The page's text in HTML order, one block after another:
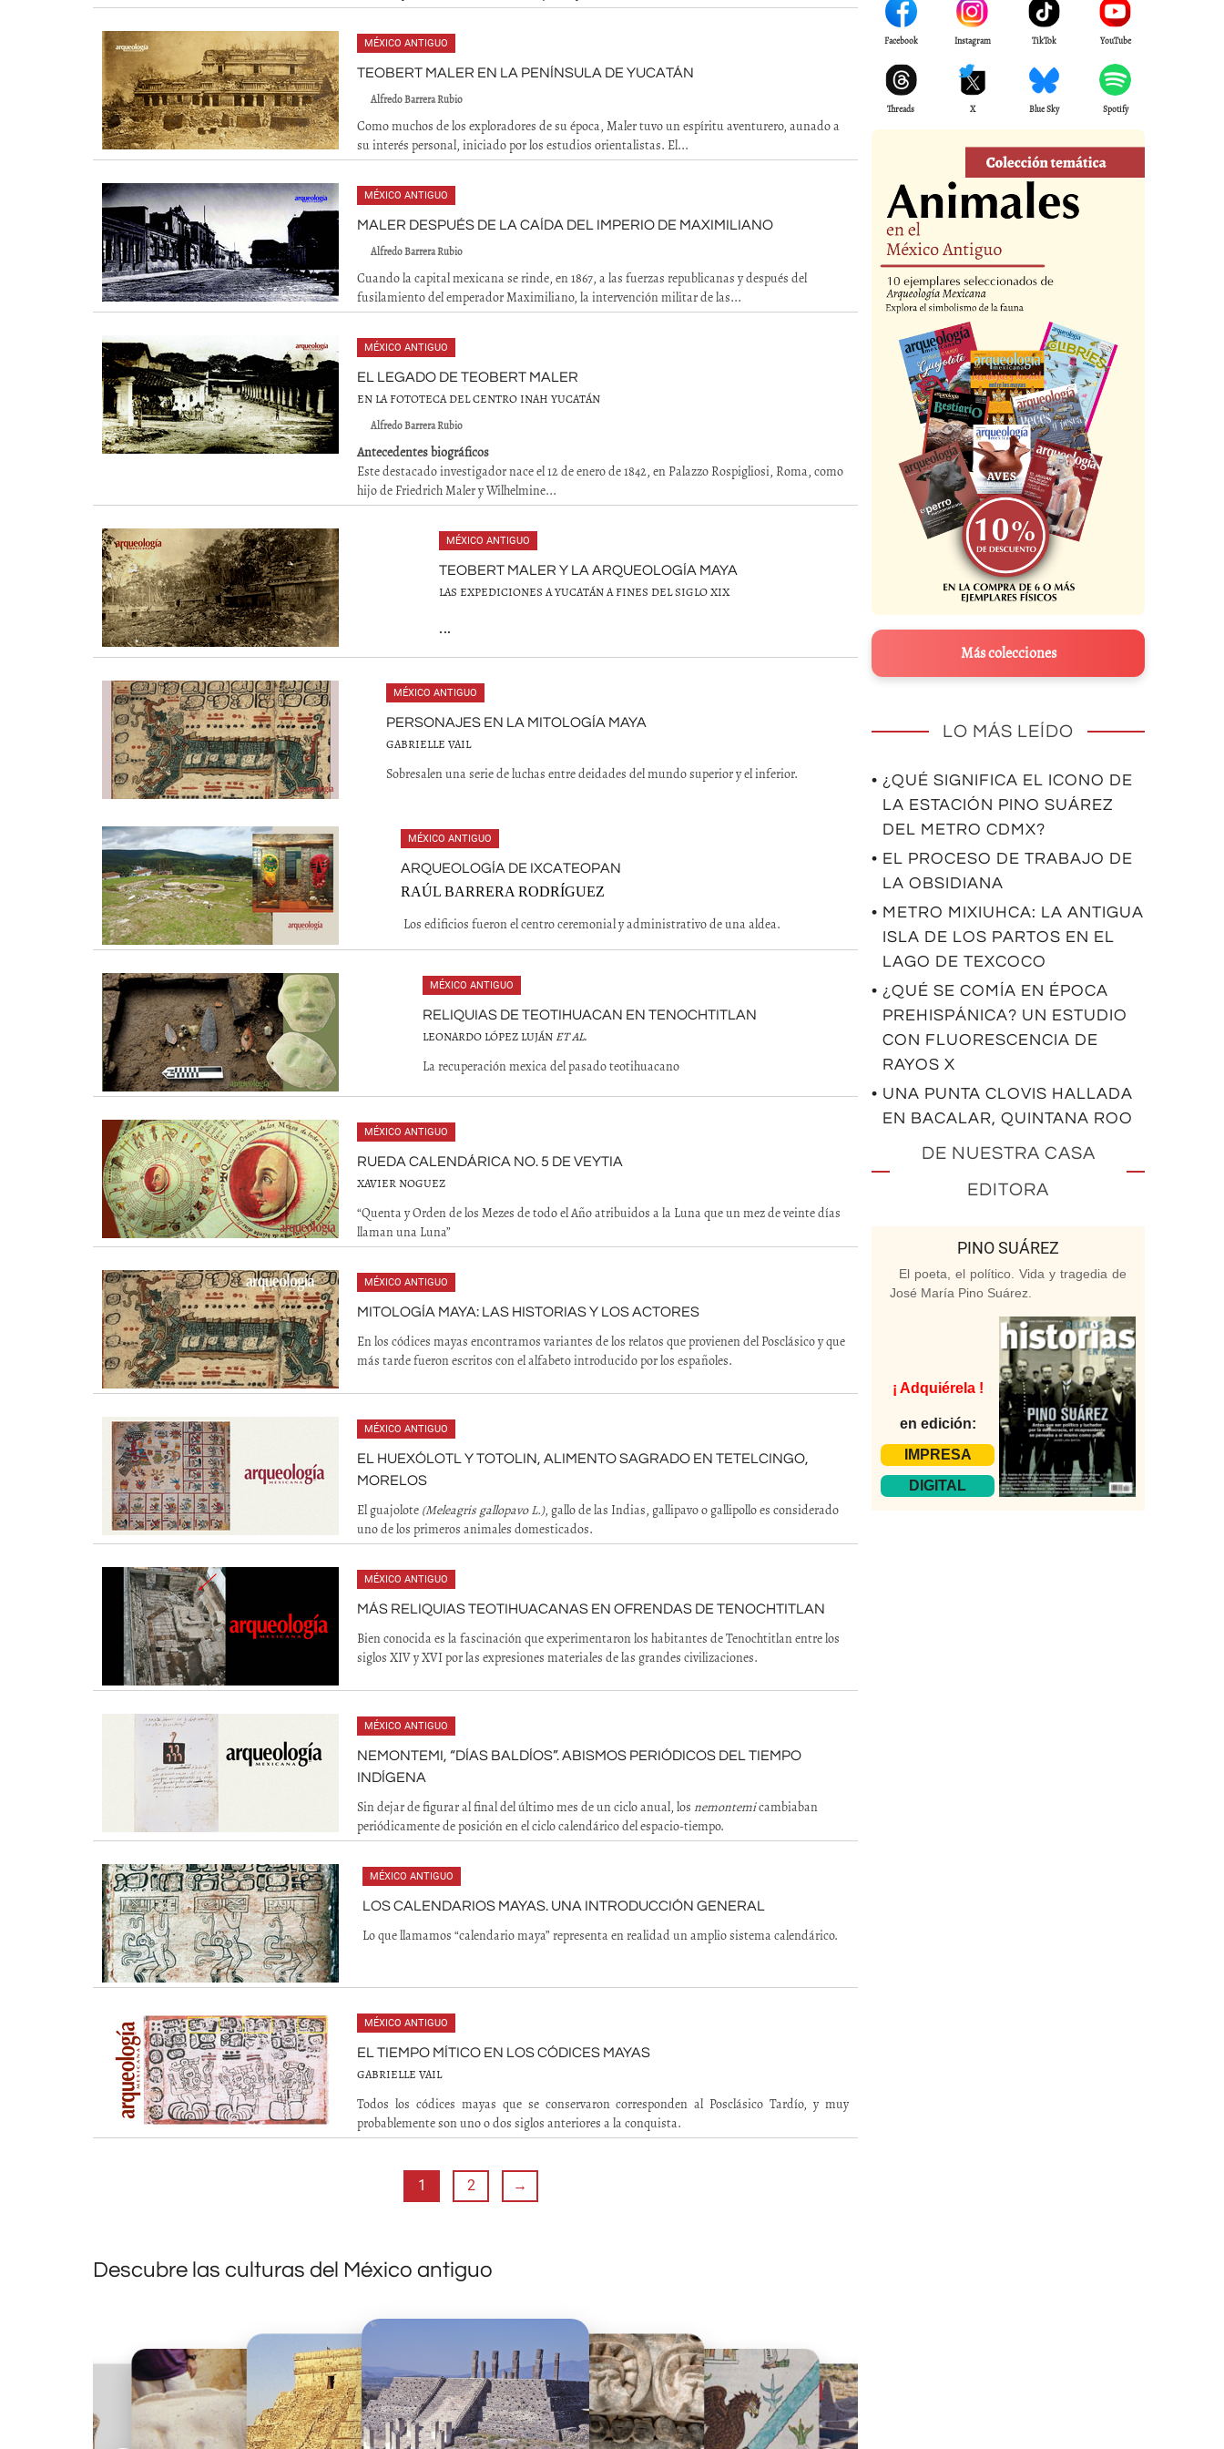
MÉXICO ANTIGUO
TEOBERT MALER EN LA PENÍNSULA DE YUCATÁN
Alfredo Barrera Rubio
Como muchos de los exploradores de su época, Maler tuvo un espíritu aventurero, aunado a
su interés personal, iniciado por los estudios orientalistas. El...
MÉXICO ANTIGUO
MALER DESPUÉS DE LA CAÍDA DEL IMPERIO DE MAXIMILIANO
Alfredo Barrera Rubio
Cuando la capital mexicana se rinde, en 1867, a las fuerzas republicanas y después del
fusilamiento del emperador Maximiliano, la intervención militar de las...
MÉXICO ANTIGUO
EL LEGADO DE TEOBERT MALER
EN LA FOTOTECA DEL CENTRO INAH YUCATÁN
Alfredo Barrera Rubio
Antecedentes biográficos
Este destacado investigador nace el 12 de enero de 1842, en Palazzo Rospigliosi, Roma, como
hijo de Friedrich Maler y Wilhelmine...
MÉXICO ANTIGUO
TEOBERT MALER Y LA ARQUEOLOGÍA MAYA
LAS EXPEDICIONES A YUCATÁN A FINES DEL SIGLO XIX
...
MÉXICO ANTIGUO
PERSONAJES EN LA MITOLOGÍA MAYA
GABRIELLE VAIL
Sobresalen una serie de luchas entre deidades del mundo superior y el inferior.
MÉXICO ANTIGUO
ARQUEOLOGÍA DE IXCATEOPAN
RAÚL BARRERA RODRÍGUEZ
Los edificios fueron el centro ceremonial y administrativo de una aldea.
MÉXICO ANTIGUO
RELIQUIAS DE TEOTIHUACAN EN TENOCHTITLAN
LEONARDO LÓPEZ LUJÁN ET AL.
La recuperación mexica del pasado teotihuacano
MÉXICO ANTIGUO
RUEDA CALENDÁRICA NO. 5 DE VEYTIA
XAVIER NOGUEZ
“Quenta y Orden de los Mezes de todo el Año atribuidos a la Luna que un mez de veinte días
llaman una Luna”
MÉXICO ANTIGUO
MITOLOGÍA MAYA: LAS HISTORIAS Y LOS ACTORES
En los códices mayas encontramos variantes de los relatos que provienen del Posclásico y que
más tarde fueron escritos con el alfabeto introducido por los españoles.
MÉXICO ANTIGUO
EL HUEXÓLOTL Y TOTOLIN, ALIMENTO SAGRADO EN TETELCINGO,
MORELOS
El guajolote (Meleagris gallopavo L.), gallo de las Indias, gallipavo o gallipollo es considerado
uno de los primeros animales domesticados.
MÉXICO ANTIGUO
MÁS RELIQUIAS TEOTIHUACANAS EN OFRENDAS DE TENOCHTITLAN
Bien conocida es la fascinación que experimentaron los habitantes de Tenochtitlan entre los
siglos XIV y XVI por las expresiones materiales de las grandes civilizaciones.
MÉXICO ANTIGUO
NEMONTEMI, “DÍAS BALDÍOS”. ABISMOS PERIÓDICOS DEL TIEMPO
INDÍGENA
Sin dejar de figurar al final del último mes de un ciclo anual, los nemontemicambiaban
periódicamente de posición en el ciclo calendárico del espacio-tiempo.
MÉXICO ANTIGUO
LOS CALENDARIOS MAYAS. UNA INTRODUCCIÓN GENERAL
Lo que llamamos “calendario maya” representa en realidad un amplio sistema calendárico.
MÉXICO ANTIGUO
EL TIEMPO MÍTICO EN LOS CÓDICES MAYAS
GABRIELLE VAIL
Todos los códices mayas que se conservaron corresponden al Posclásico Tardío, y muy
probablemente son uno o dos siglos anteriores a la conquista.
1 2 →
Descubre las culturas del México antiguo
Facebook Instagram TikTok YouTube
Threads X Blue Sky Spotify
Más colecciones
LO MÁS LEÍDO
• ¿QUÉ SIGNIFICA EL ICONO DE
LA ESTACIÓN PINO SUÁREZ
DEL METRO CDMX?
• EL PROCESO DE TRABAJO DE
LA OBSIDIANA
• METRO MIXIUHCA: LA ANTIGUA
ISLA DE LOS PARTOS EN EL
LAGO DE TEXCOCO
• ¿QUÉ SE COMÍA EN ÉPOCA
PREHISPÁNICA? UN ESTUDIO
CON FLUORESCENCIA DE
RAYOS X
• UNA PUNTA CLOVIS HALLADA
EN BACALAR, QUINTANA ROO
DE NUESTRA CASA
EDITORA
PINO SUÁREZ
El poeta, el político. Vida y tragedia de
José María Pino Suárez.
¡ Adquiérela !
en edición:
IMPRESA
DIGITAL